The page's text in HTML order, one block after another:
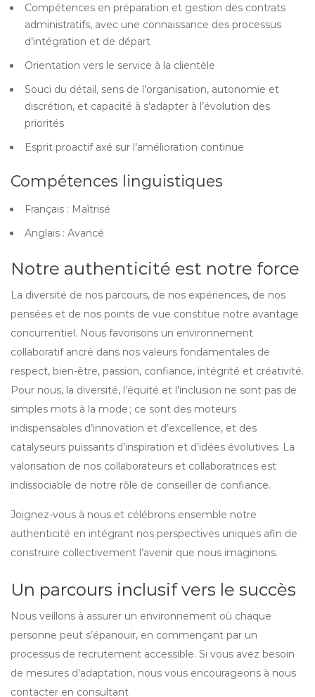
Compétences en préparation et gestion des contrats
administratifs, avec une connaissance des processus
d’intégration et de départ
Orientation vers le service à la clientèle
Souci du détail, sens de l’organisation, autonomie et
discrétion, et capacité à s’adapter à l’évolution des
priorités
Esprit proactif axé sur l’amélioration continue
Compétences linguistiques
Français : Maîtrisé
Anglais : Avancé
Notre authenticité est notre force
La diversité de nos parcours, de nos expériences, de nos
pensées et de nos points de vue constitue notre avantage
concurrentiel. Nous favorisons un environnement
collaboratif ancré dans nos valeurs fondamentales de
respect, bien-être, passion, confiance, intégrité et créativité.
Pour nous, la diversité, l’équité et l’inclusion ne sont pas de
simples mots à la mode ; ce sont des moteurs
indispensables d’innovation et d’excellence, et des
catalyseurs puissants d’inspiration et d’idées évolutives. La
valorisation de nos collaborateurs et collaboratrices est
indissociable de notre rôle de conseiller de confiance.
Joignez-vous à nous et célébrons ensemble notre
authenticité en intégrant nos perspectives uniques afin de
construire collectivement l’avenir que nous imaginons.
Un parcours inclusif vers le succès
Nous veillons à assurer un environnement où chaque
personne peut s’épanouir, en commençant par un
processus de recrutement accessible. Si vous avez besoin
de mesures d’adaptation, nous vous encourageons à nous
contacter en consultant